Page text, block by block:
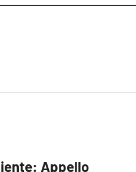
Appello